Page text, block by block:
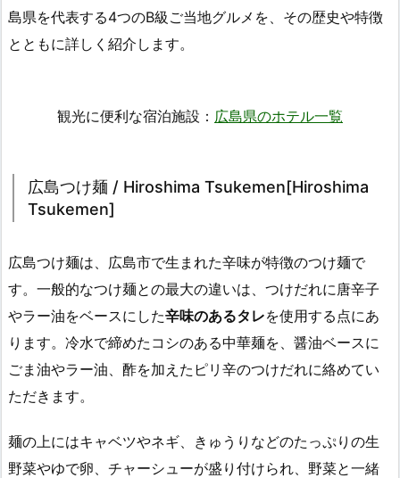
島県を代表する4つのB級ご当地グルメを、その歴史や特徴
とともに詳しく紹介します。
観光に便利な宿泊施設： 広島県のホテル一覧
広島つけ麺 / Hiroshima Tsukemen[Hiroshima
Tsukemen]
広島つけ麺は、広島市で生まれた辛味が特徴のつけ麺で
す。一般的なつけ麺との最大の違いは、つけだれに唐辛子
やラー油をベースにした辛味のあるタレを使用する点にあ
ります。冷水で締めたコシのある中華麺を、醤油ベースに
ごま油やラー油、酢を加えたピリ辛のつけだれに絡めてい
ただきます。
麺の上にはキャベツやネギ、きゅうりなどのたっぷりの生
野菜やゆで卵、チャーシューが盛り付けられ、野菜と一緒